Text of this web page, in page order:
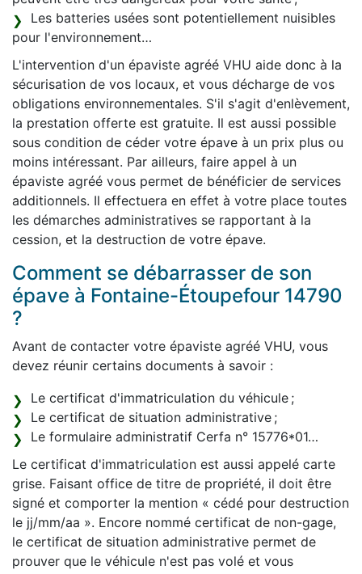
Les batteries usées sont potentiellement nuisibles
pour l'environnement…
L'intervention d'un épaviste agréé VHU aide donc à la
sécurisation de vos locaux, et vous décharge de vos
obligations environnementales. S'il s'agit d'enlèvement,
la prestation offerte est gratuite. Il est aussi possible
sous condition de céder votre épave à un prix plus ou
moins intéressant. Par ailleurs, faire appel à un
épaviste agréé vous permet de bénéficier de services
additionnels. Il effectuera en effet à votre place toutes
les démarches administratives se rapportant à la
cession, et la destruction de votre épave.
Comment se débarrasser de son
épave à Fontaine-Étoupefour 14790
?
Avant de contacter votre épaviste agréé VHU, vous
devez réunir certains documents à savoir :
Le certificat d'immatriculation du véhicule ;
Le certificat de situation administrative ;
Le formulaire administratif Cerfa n° 15776*01…
Le certificat d'immatriculation est aussi appelé carte
grise. Faisant office de titre de propriété, il doit être
signé et comporter la mention « cédé pour destruction
le jj/mm/aa ». Encore nommé certificat de non-gage,
le certificat de situation administrative permet de
prouver que le véhicule n'est pas volé et vous